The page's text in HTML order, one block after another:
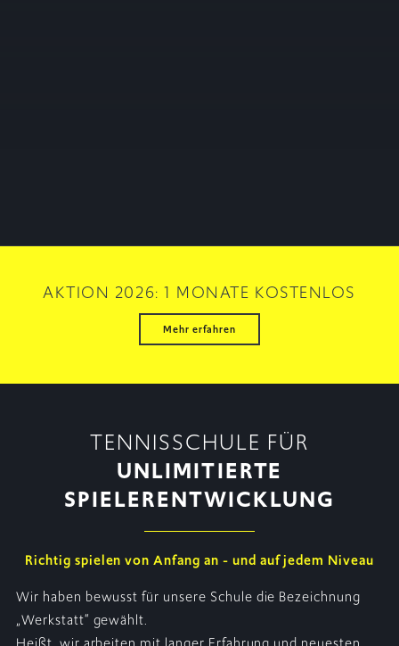
AKTION 2026: 1 MONATE KOSTENLOS
Mehr erfahren
TENNISSCHULE FÜR
UNLIMITIERTE
SPIELERENTWICKLUNG
Richtig spielen von Anfang an - und auf jedem Niveau
Wir haben bewusst für unsere Schule die Bezeichnung
„Werkstatt“ gewählt.